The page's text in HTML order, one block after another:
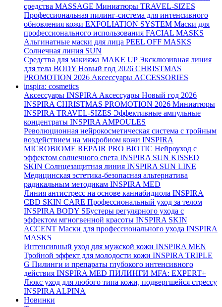
средства MASSAGE Миниатюры TRAVEL-SIZES
Профессиональная пилинг-система для интенсивного
обновления кожи EXFOLIATION SYSTEM Маски для
профессионального использования FACIAL MASKS
Альгинатные маски для лица PEEL OFF MASKS
Солнечная линия SUN
Средства для макияжа MAKE UP Эксклюзивная линия
для тела BODY Новый год 2026 CHRISTMAS
PROMOTION 2026 Аксессуары ACCESSORIES
inspira: cosmetics
Аксессуары INSPIRA Аксессуары Новый год 2026
INSPIRA CHRISTMAS PROMOTION 2026 Миниатюры
INSPIRA TRAVEL-SIZES Эффективные ампульные
концентраты INSPIRA AMPOULES
Революционная нейрокосметическая система с тройным
воздействием на микробиом кожи INSPIRA
MICROBIOME REPAIR PRO BIOTIC Нейроуход с
эффектом солнечного света INSPIRA SUN KISSED
SKIN Солнцезащитная линия INSPIRA SUN LINE
Медицинская эстетика-безопасная альтернатива
радикальным методикам INSPIRA MED
Линия антистресс на основе каннабидиола INSPIRA
CBD SKIN CARE Профессиональный уход за телом
INSPIRA BODY SБустеры регулярного ухода с
эффектом мгногвенной красоты INSPIRA SKIN
ACCENT Маски для профессионального ухода INSPIRA
MASKS
Интенсивный уход для мужской кожи INSPIRA MEN
Тройной эффект для молодости кожи INSPIRA TRIPLE
G Пилинги и препараты глубокого интенсивного
действия INSPIRA MED ПИЛИНГИ MFA: EXPERT+
Люкс уход для любого типа кожи, подвергшейся стрессу
INSPIRA ALPINA
Новинки